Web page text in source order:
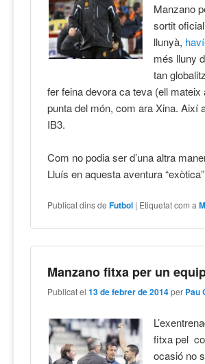
Manzano
sortit
llunyà,
més lluny
tan
fer feina devora ca teva (ell
punta del món, com ara Xina. Així
IB3.
Com no podia ser d’una altra
Lluís en aquesta aventura
Publicat dins de Futbol | Etiquetat com a
Manzano fitxa per un
Publicat el13 de febrer de 2014 per Pau
fitxa pel
ocasió no